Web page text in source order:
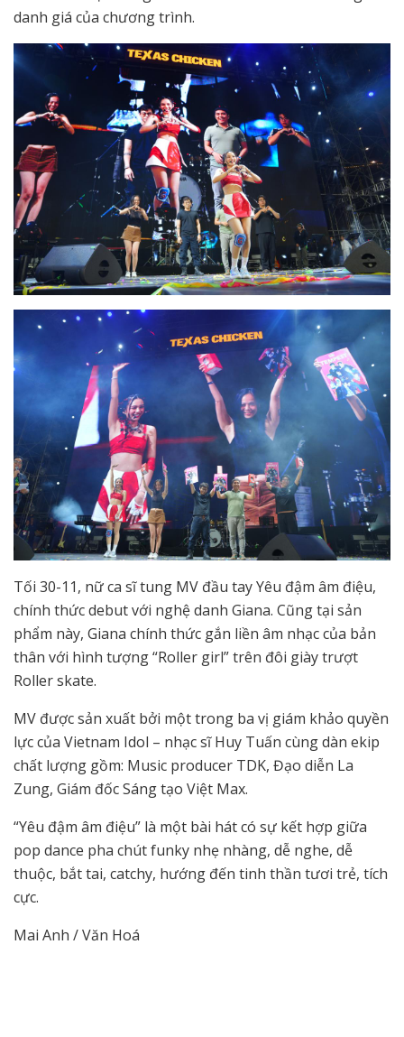
danh giá của chương trình.
Tối 30-11, nữ ca sĩ tung MV đầu tay Yêu đậm âm điệu,
chính thức debut với nghệ danh Giana. Cũng tại sản
phẩm này, Giana chính thức gắn liền âm nhạc của bản
thân với hình tượng “Roller girl” trên đôi giày trượt
Roller skate.
MV được sản xuất bởi một trong ba vị giám khảo quyền
lực của Vietnam Idol – nhạc sĩ Huy Tuấn cùng dàn ekip
chất lượng gồm: Music producer TDK, Đạo diễn La
Zung, Giám đốc Sáng tạo Việt Max.
“Yêu đậm âm điệu” là một bài hát có sự kết hợp giữa
pop dance pha chút funky nhẹ nhàng, dễ nghe, dễ
thuộc, bắt tai, catchy, hướng đến tinh thần tươi trẻ, tích
cực.
Mai Anh / Văn Hoá